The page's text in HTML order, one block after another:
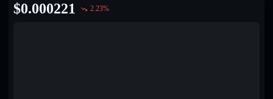
$0.000221 2.23%